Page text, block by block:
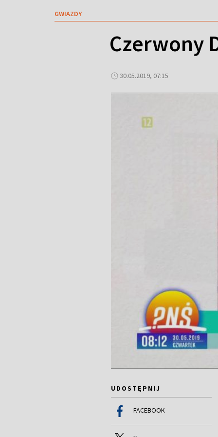
GWIAZDY
Czerwony
30.05.2019, 07:15
UDOSTĘPNIJ
FACEBOOK